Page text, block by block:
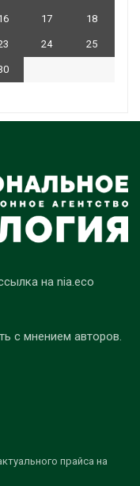
17 18
24 25
на nia.eco
с мнением авторов.
прайса на